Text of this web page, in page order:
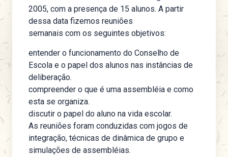
2005, com a presença de 15 alunos. A partir
dessa data fizemos reuniões
semanais com os seguintes objetivos:
entender o funcionamento do Conselho de
Escola e o papel dos alunos nas instâncias de
deliberação.
compreender o que é uma assembléia e como
esta se organiza.
discutir o papel do aluno na vida escolar.
As reuniões foram conduzidas com jogos de
integração, técnicas de dinâmica de grupo e
simulações de assembléias.